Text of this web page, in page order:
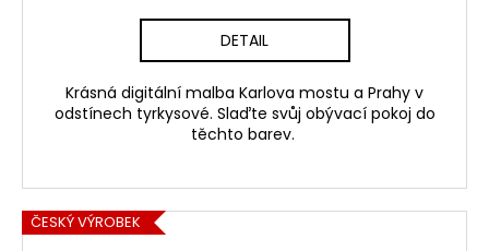
DETAIL
Krásná digitální malba Karlova mostu a Prahy v
odstínech tyrkysové. Slaďte svůj obývací pokoj do
těchto barev.
ČESKÝ VÝROBEK